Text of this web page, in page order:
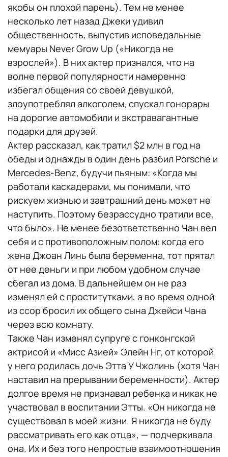
якобы он плохой парень). Тем не менее
несколько лет назад Джеки удивил
общественность, выпустив исповедальные
мемуары Never Grow Up («Никогда не
взрослей»). В них актер признался, что на
волне первой популярности намеренно
избегал общения со своей девушкой,
злоупотреблял алкоголем, спускал гонорары
на дорогие автомобили и экстравагантные
подарки для друзей.
Актер рассказал, как тратил $2 млн в год на
обеды и однажды в один день разбил Porsche и
Mercedes-Benz, будучи пьяным: «Когда мы
работали каскадерами, мы понимали, что
рискуем жизнью и завтрашний день может не
наступить. Поэтому безрассудно тратили все,
что было». Не менее безответственно Чан вел
себя и с противоположным полом: когда его
жена Джоан Линь была беременна, тот прятал
от нее деньги и при любом удобном случае
сбегал из дома. В дальнейшем он не раз
изменял ей с проститутками, а во время одной
из ссор бросил их общего сына Джейси Чана
через всю комнату.
Также Чан изменял супруге с гонконгской
актрисой и «Мисс Азией» Элейн Нг, от которой
у него родилась дочь Этта У Чжолинь (хотя Чан
наставил на прерывании беременности). Актер
долгое время не признавал ребенка и никак не
участвовал в воспитании Этты. «Он никогда не
существовал в моей жизни. Я никогда не буду
рассматривать его как отца», — подчеркивала
она. Их и без того непростые взаимоотношения